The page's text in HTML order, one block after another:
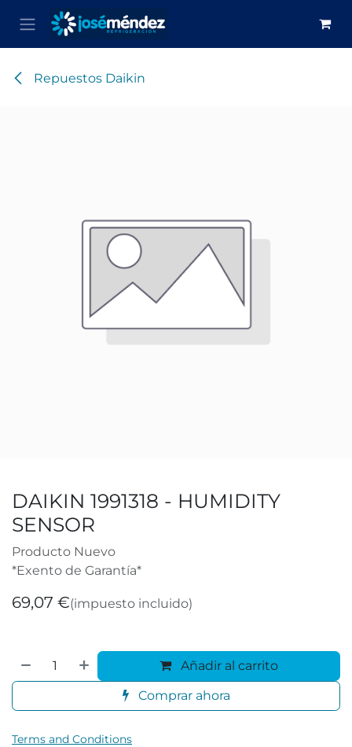
Ir al contenido
Repuestos Daikin
DAIKIN 1991318 - HUMIDITY
SENSOR
Producto Nuevo
*Exento de Garantía*
69,07 €(impuesto incluido)
Añadir al carrito
Comprar ahora
Terms and Conditions